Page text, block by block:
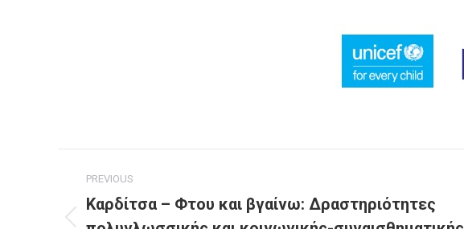
navigation
PREVIOUS
Καρδίτσα – Φτου και βγαίνω: Δραστηριότητες